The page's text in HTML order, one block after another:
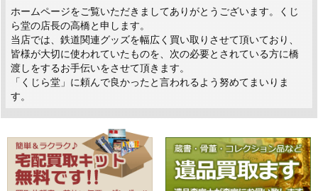
ホームページをご覧いただきましてありがとうございます。くじ
ら堂の店長の高橋と申します。
当店では、鉄道関連グッズを幅広く買い取りさせて頂いており、
皆様が大切に使われていたものを、次の必要とされている方に橋
渡しをするお手伝いをさせて頂きます。
「くじら堂」に頼んで良かったと言われるよう努めてまいりま
す。